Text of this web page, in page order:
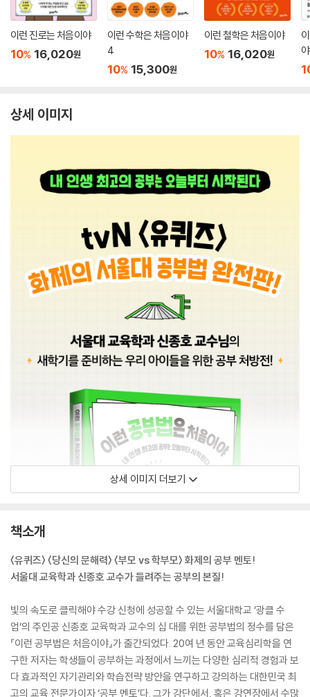
이런 진로는 처음이야
10% 16,020원
이런 수학은 처음이야
4
10% 15,300원
이런 철학은 처음이야
10% 16,020원
야
상세 이미지
상세 이미지 더보기
책소개
〈유퀴즈〉 〈당신의 문해력〉 〈부모 vs 학부모〉 화제의 공부 멘토!
서울대 교육학과 신종호 교수가 들려주는 공부의 본질!
빛의 속도로 클릭해야 수강 신청에 성공할 수 있는 서울대학교 ‘광클 수
업’의 주인공 신종호 교육학과 교수의 십 대를 위한 공부법의 정수를 담은
『이런 공부법은 처음이야』가 출간되었다. 20여 년 동안 교육심리학을 연
구한 저자는 학생들이 공부하는 과정에서 느끼는 다양한 심리적 경험과 보
다 효과적인 자기관리와 학습전략 방안을 연구하고 강의하는 대한민국 최
고의 교육 전문가이자 ‘공부 멘토’다. 그가 강단에서, 혹은 강연장에서 수많